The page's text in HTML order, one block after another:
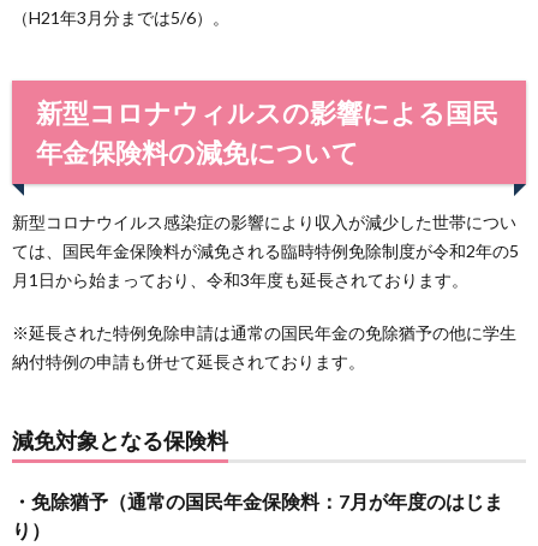
（H21年3月分までは5/6）。
新型コロナウィルスの影響による国民
年金保険料の減免について
新型コロナウイルス感染症の影響により収入が減少した世帯につい
ては、国民年金保険料が減免される臨時特例免除制度が令和2年の5
月1日から始まっており、令和3年度も延長されております。
※延長された特例免除申請は通常の国民年金の免除猶予の他に学生
納付特例の申請も併せて延長されております。
減免対象となる保険料
・免除猶予（通常の国民年金保険料：7月が年度のはじま
り）